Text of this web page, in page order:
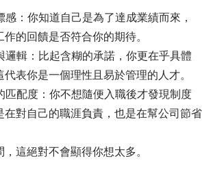
感：你知道自己是為了達成業績而來，
的回饋是否符合你的期待。
邏輯：比起含糊的承諾，你更在乎具體
表你是一個理性且易於管理的人才。
匹配度：你不想隨便入職後才發現制度
在對自己的職涯負責，也是在幫公司節省
這絕對不會顯得你想太多。